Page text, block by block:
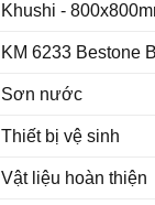
Khushi -
KM 6233 Bestone
Sơn nước
Thiết bị vệ sinh
Vật liệu hoàn thiện